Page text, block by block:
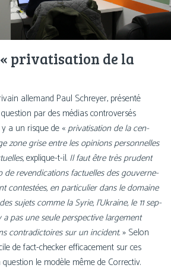
privatisation de la
alle­mand Paul Schreyer, pré­sen­té
par des médias contro­ver­sés
a un risque de «pri­va­ti­sa­tion de la cen­
zone grise entre les opi­nions per­son­nelles
explique-t-il. Il faut être très pru­dent
de reven­di­ca­tions fac­tuelles des gou­ver­ne­
contes­tées, en par­ti­cu­lier dans le domaine
sujets comme la Syrie, l’Ukraine, le 11 sep­
a pas une seule pers­pec­tive lar­ge­ment
contra­dic­toires sur un inci­dent.» Selon
de fact-checker effi­ca­ce­ment sur ces
le modèle même de Correctiv.